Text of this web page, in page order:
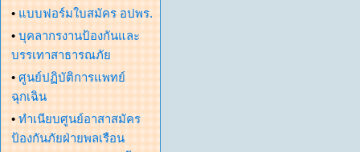
• แบบฟอร์มใบสมัคร อปพร.
• บุคลากรงานป้องกันและ
บรรเทาสาธารณภัย
• ศูนย์ปฏิบัติการแพทย์
ฉุกเฉิน
• ทำเนียบศูนย์อาสาสมัคร
ป้องกันภัยฝ่ายพลเรือน